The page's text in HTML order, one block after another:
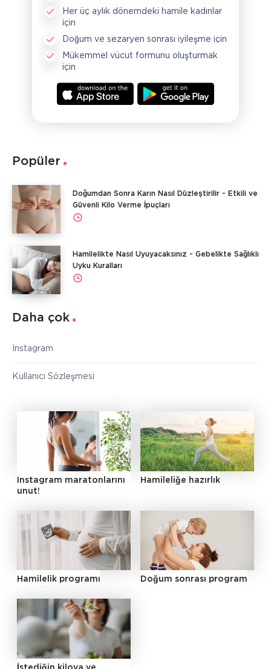
Her üç aylık dönemdeki hamile kadınlar
için
Doğum ve sezaryen sonrası iyileşme için
Mükemmel vücut formunu oluşturmak
için
Popüler
Doğumdan Sonra Karın Nasıl Düzleştirilir - Etkili ve
Güvenli Kilo Verme İpuçları
Hamilelikte Nasıl Uyuyacaksınız - Gebelikte Sağlıklı
Uyku Kuralları
Daha çok
Instagram
Kullanıcı Sözleşmesi
Instagram maratonlarını
unut!
Hamileliğe hazırlık
Hamilelik programı Doğum sonrası program